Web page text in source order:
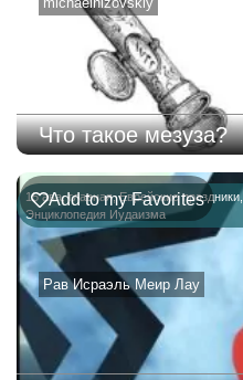
Что такое мезуза?
15 ава,главная,Еврейские праздники,
Энциклопедия Иудаизма
Рав Исраэль Меир Лау
Add to my Favorites